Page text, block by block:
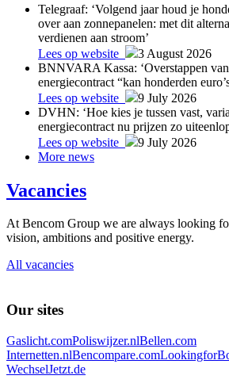
Telegraaf: ‘Volgend jaar houd je
over aan zonnepanelen: met dit
verdienen aan stroom’
Lees op website
3 August 2026
BNNVARA Kassa: ‘Overstappen
energiecontract “kan honderden
Lees op website
9 July 2026
DVHN: ‘Hoe kies je tussen vast,
energiecontract nu prijzen zo
Lees op website
9 July 2026
More news
Vacancies
At Bencom Group we are always looking
vision, ambitions and positive energy.
All vacancies
Our sites
Gaslicht.comPoliswijzer.nlBellen.com
Internetten.nlBencompare.com
WechselJetzt.de